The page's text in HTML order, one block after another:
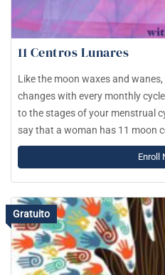
11 Centros Lunares
Like the moon waxes and
changes with every monthly
to the stages of your menstrual
say that a woman has 11 moon
body. As you move through the
one moon center and shifts after
chakras, every moon center
feelings, values and how you
Enroll
Gratuito